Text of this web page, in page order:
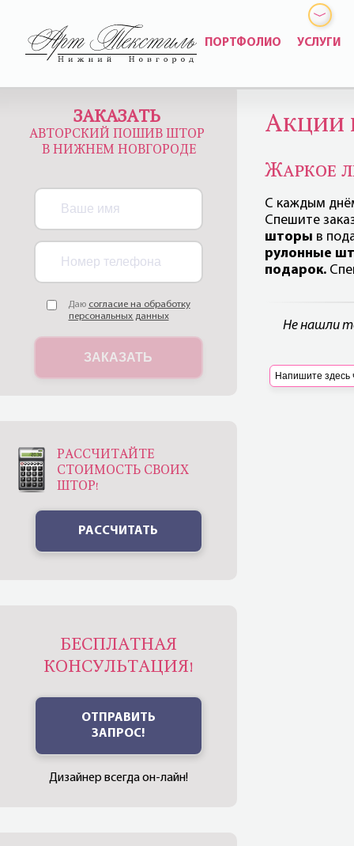
ПОРТФОЛИО УСЛУГИ
Акции
Жаркое
С каждым
Спешите
шторы в
рулонные
подарок.
Не нашли
ЗАКАЗАТЬ
АВТОРСКИЙ ПОШИВ ШТОР
В НИЖНЕМ НОВГОРОДЕ
Даю согласие на обработку
персональных данных
ЗАКАЗАТЬ
РАССЧИТАЙТЕ
СТОИМОСТЬ СВОИХ
ШТОР!
РАССЧИТАТЬ
БЕСПЛАТНАЯ
КОНСУЛЬТАЦИЯ!
ОТПРАВИТЬ
ЗАПРОС!
Дизайнер всегда он-лайн!